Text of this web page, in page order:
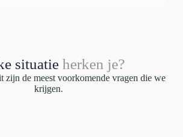
situatie herken je?
de meest voorkomende vragen die we
krijgen.